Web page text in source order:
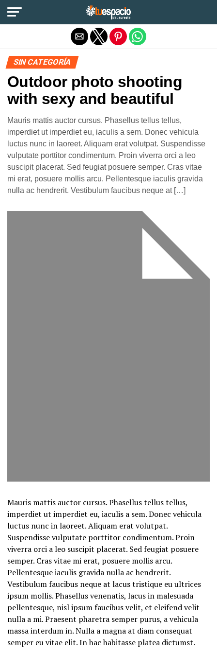
SIN CATEGORÍA
Outdoor photo shooting
with sexy and beautiful
Mauris mattis auctor cursus. Phasellus tellus tellus,
imperdiet ut imperdiet eu, iaculis a sem. Donec vehicula
luctus nunc in laoreet. Aliquam erat volutpat. Suspendisse
vulputate porttitor condimentum. Proin viverra orci a leo
suscipit placerat. Sed feugiat posuere semper. Cras vitae
mi erat, posuere mollis arcu. Pellentesque iaculis gravida
nulla ac hendrerit. Vestibulum faucibus neque at […]
Mauris mattis auctor cursus. Phasellus tellus tellus,
imperdiet ut imperdiet eu, iaculis a sem. Donec vehicula
luctus nunc in laoreet. Aliquam erat volutpat.
Suspendisse vulputate porttitor condimentum. Proin
viverra orci a leo suscipit placerat. Sed feugiat posuere
semper. Cras vitae mi erat, posuere mollis arcu.
Pellentesque iaculis gravida nulla ac hendrerit.
Vestibulum faucibus neque at lacus tristique eu ultrices
ipsum mollis. Phasellus venenatis, lacus in malesuada
pellentesque, nisl ipsum faucibus velit, et eleifend velit
nulla a mi. Praesent pharetra semper purus, a vehicula
massa interdum in. Nulla a magna at diam consequat
semper eu vitae elit. In hac habitasse platea dictumst.
Salir de la versión móvil